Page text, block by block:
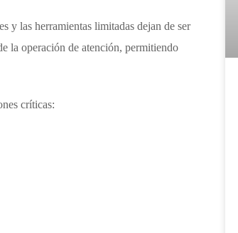
y las herramientas limitadas dejan de ser
la operación de atención, permitiendo
críticas: